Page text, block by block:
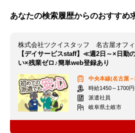
あなたの検索履歴からのおすすめ
【デイサービスstaff】≪週2日～×日勤
い×残業ゼロ♪簡単web登録あり
中央本線(名古屋
時給1450～1700
派遣社員
岐阜県土岐市